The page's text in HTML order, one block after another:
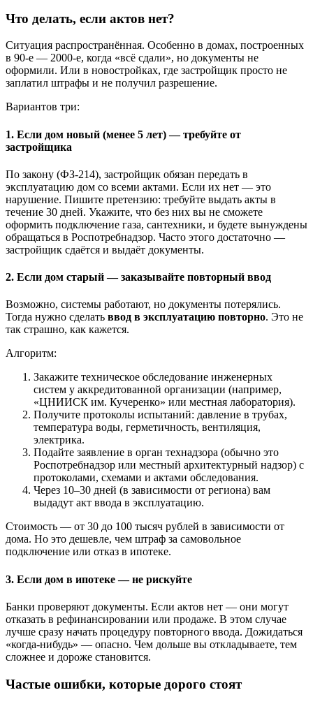
Что делать, если актов нет?
Ситуация распространённая. Особенно в домах, построенных
в 90-е — 2000-е, когда «всё сдали», но документы не
оформили. Или в новостройках, где застройщик просто не
заплатил штрафы и не получил разрешение.
Вариантов три:
1. Если дом новый (менее 5 лет) — требуйте от
застройщика
По закону (ФЗ-214), застройщик обязан передать в
эксплуатацию дом со всеми актами. Если их нет — это
нарушение. Пишите претензию: требуйте выдать акты в
течение 30 дней. Укажите, что без них вы не сможете
оформить подключение газа, сантехники, и будете вынуждены
обращаться в Роспотребнадзор. Часто этого достаточно —
застройщик сдаётся и выдаёт документы.
2. Если дом старый — заказывайте повторный ввод
Возможно, системы работают, но документы потерялись.
Тогда нужно сделать ввод в эксплуатацию повторно. Это не
так страшно, как кажется.
Алгоритм:
Закажите техническое обследование инженерных
систем у аккредитованной организации (например,
«ЦНИИСК им. Кучеренко» или местная лаборатория).
Получите протоколы испытаний: давление в трубах,
температура воды, герметичность, вентиляция,
электрика.
Подайте заявление в орган технадзора (обычно это
Роспотребнадзор или местный архитектурный надзор) с
протоколами, схемами и актами обследования.
Через 10–30 дней (в зависимости от региона) вам
выдадут акт ввода в эксплуатацию.
Стоимость — от 30 до 100 тысяч рублей в зависимости от
дома. Но это дешевле, чем штраф за самовольное
подключение или отказ в ипотеке.
3. Если дом в ипотеке — не рискуйте
Банки проверяют документы. Если актов нет — они могут
отказать в рефинансировании или продаже. В этом случае
лучше сразу начать процедуру повторного ввода. Дожидаться
«когда-нибудь» — опасно. Чем дольше вы откладываете, тем
сложнее и дороже становится.
Частые ошибки, которые дорого стоят